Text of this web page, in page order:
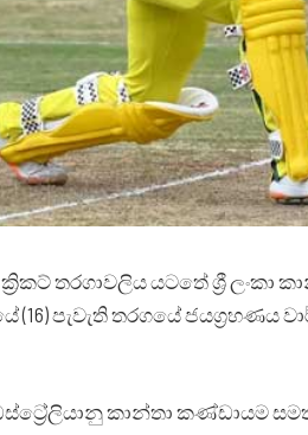
තරගාවලිය යටතේ ශ්‍රී ලංකා
පැවැති තරගයේ ජයග්‍රහණය
කාන්තා කණ්ඩායම